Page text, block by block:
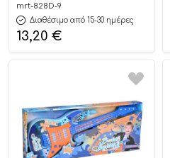
mrt-828D-9
Διαθέσιμο από 15-30 ημέρες
13,20 €